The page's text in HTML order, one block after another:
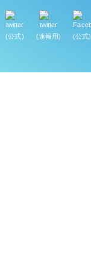
(公式) (速報用) (公式)